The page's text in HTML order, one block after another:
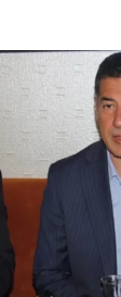
paylaşımı ise